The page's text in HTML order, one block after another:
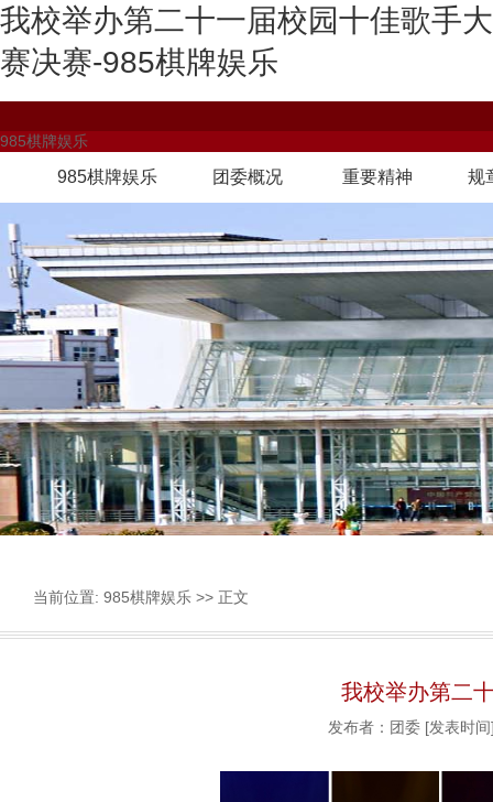
我校举办第二十一届校园十佳歌手大
赛决赛-985棋牌娱乐
985棋牌娱乐
985棋牌娱乐 团委概况 重要精神 规
当前位置: 985棋牌娱乐 >> 正文
我校举办第二
发布者：团委 [发表时